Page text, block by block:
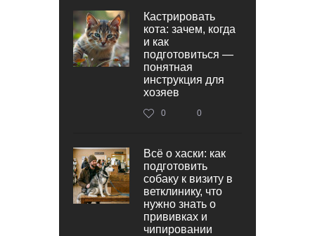
Кастрировать
кота: зачем, когда
и как
подготовиться —
понятная
инструкция для
хозяев
0 0
Всё о хаски: как
подготовить
собаку к визиту в
ветклинику, что
нужно знать о
прививках и
чипировании